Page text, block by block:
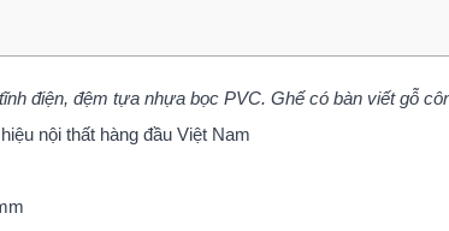
điện, đệm tựa nhựa bọc PVC. Ghế có bàn viết gỗ
nội thất hàng đầu Việt Nam